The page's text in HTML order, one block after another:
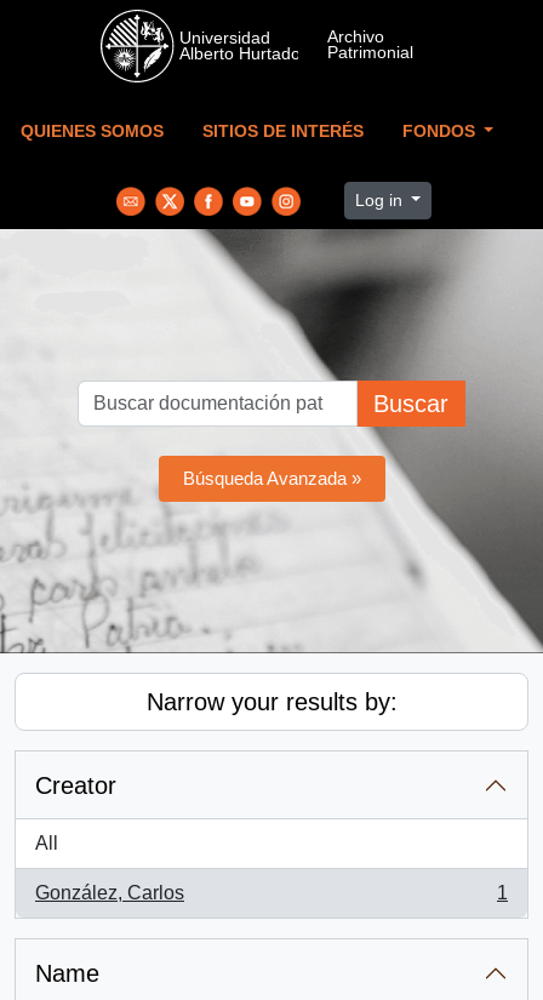
Skip to main content
QUIENES SOMOS SITIOS DE INTERÉS FONDOS
Log in
Buscar
Búsqueda Avanzada »
Narrow your results by:
Creator
All
González, Carlos
, 1 results
1
Name